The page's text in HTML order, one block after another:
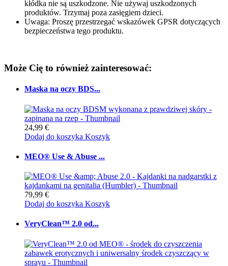
kłódka nie są uszkodzone. Nie używaj uszkodzonych
produktów. Trzymaj poza zasięgiem dzieci.
Uwaga: Proszę przestrzegać wskazówek GPSR dotyczących
bezpieczeństwa tego produktu.
Może Cię to również zainteresować:
Maska na oczy BDS...
24,99 €
Dodaj do koszyka Koszyk
MEO® Use & Abuse ...
79,99 €
Dodaj do koszyka Koszyk
VeryClean™ 2.0 od...